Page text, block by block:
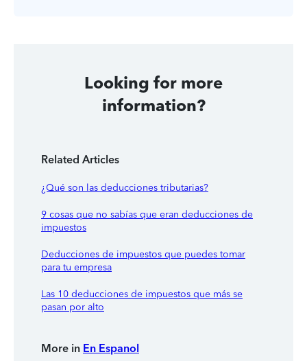
Looking for more
information?
Related Articles
¿Qué son las deducciones tributarias?
9 cosas que no sabías que eran deducciones de
impuestos
Deducciones de impuestos que puedes tomar
para tu empresa
Las 10 deducciones de impuestos que más se
pasan por alto
More in En Espanol